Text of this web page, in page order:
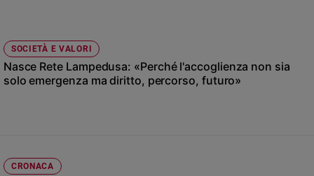
Fede
e
spiritualità
del
SOCIETÀ E VALORI
Nasce Rete Lampedusa: «Perché l'accoglienza non sia
solo emergenza ma diritto, percorso, futuro»
CRONACA